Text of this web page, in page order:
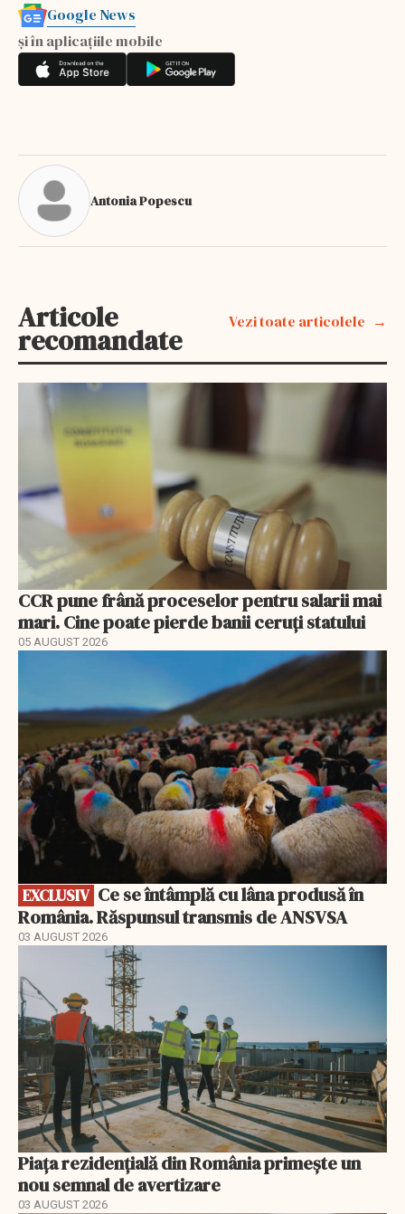
Google News
și în aplicațiile mobile
Antonia Popescu
Articole
recomandate
Vezi toate articolele
CCR pune frână proceselor pentru salarii mai
mari. Cine poate pierde banii ceruți statului
05 AUGUST 2026
EXCLUSIV
România. Răspunsul transmis de ANSVSA
03 AUGUST 2026
Piața rezidențială din România primește un
nou semnal de avertizare
03 AUGUST 2026